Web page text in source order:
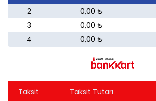
2
0,00 ₺
3
0,00 ₺
4
0,00 ₺
Taksit Taksit Tutarı